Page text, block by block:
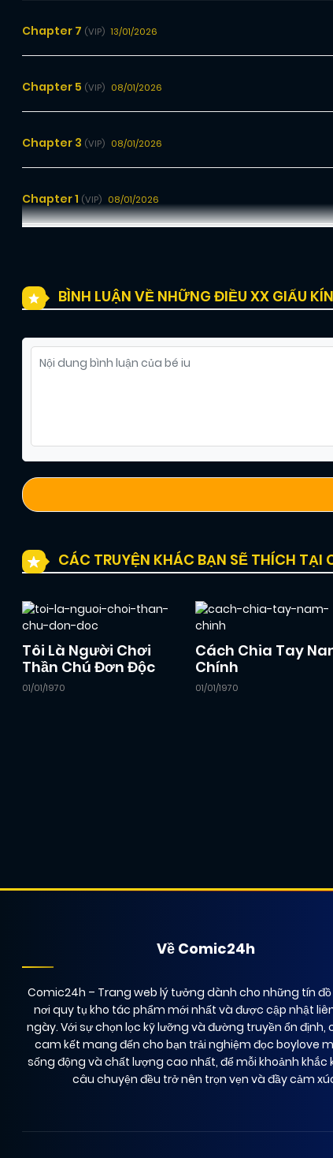
Chapter 7 (VIP) 13/01/2026
Chapter 5 (VIP) 08/01/2026
Chapter 3 (VIP) 08/01/2026
Chapter 1 (VIP) 08/01/2026
BÌNH LUẬN VỀ NHỮNG ĐIỀU XX GIẤU
CÁC TRUYỆN KHÁC BẠN SẼ THÍCH TẠI
Tôi Là Người Chơi
Thần Chú Đơn Độc
01/01/1970
Cách Chia Tay
Chính
01/01/1970
Về Comic24h
Comic24h – Trang web lý tưởng dành cho những tín đồ
nơi quy tụ kho tác phẩm mới nhất và được cập nhật
ngày. Với sự chọn lọc kỹ lưỡng và đường truyền ổn định,
cam kết mang đến cho bạn trải nghiệm đọc boylove
sống động và chất lượng cao nhất, để mỗi khoảnh khắc
câu chuyện đều trở nên trọn vẹn và đầy cảm